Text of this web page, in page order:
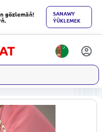
gözlemäň!
SANAWY
ÝÜKLEMEK